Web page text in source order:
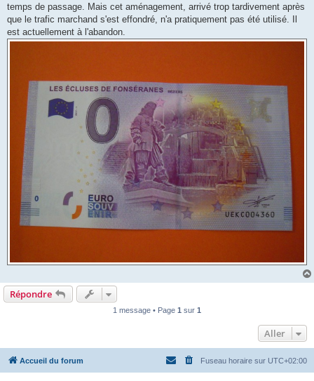
temps de passage. Mais cet aménagement, arrivé trop tardivement après
que le trafic marchand s'est effondré, n'a pratiquement pas été utilisé. Il
est actuellement à l'abandon.
Répondre
1 message • Page 1 sur 1
Aller
Accueil du forum Fuseau horaire sur UTC+02:00